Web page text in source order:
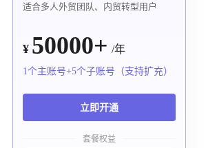
适合多人外贸团队、内贸转型用户
¥ 50000+ /年
1个主账号+5个子账号（支持扩充）
立即开通
套餐权益